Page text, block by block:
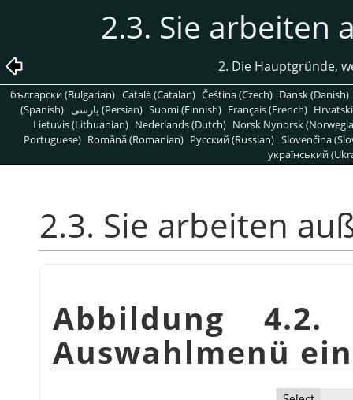
2.3. Sie arbeiten
2. Die Hauptgründe,
български (Bulgarian) Català (Catalan) Čeština (Czech) Dansk (Danish)
(Spanish)
پارسی (Persian) Suomi (Finnish) Français (French)
Lietuvis (Lithuanian) Nederlands (Dutch) Norsk Nynorsk
Portuguese) Română (Romanian) Pусский (Russian) Slovenčina
український
2.3. Sie arbeiten
Abbildung
Auswahlmenü